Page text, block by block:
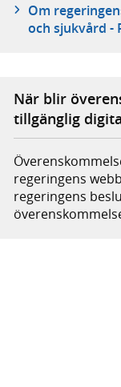
Om
och sjukvård -
När blir
tillgänglig
regeringens
regeringens